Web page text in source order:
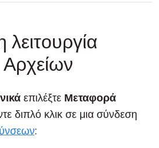
λειτουργία
επιλέξτε Μεταφορά
διπλό κλικ σε μια σύνδεση
: